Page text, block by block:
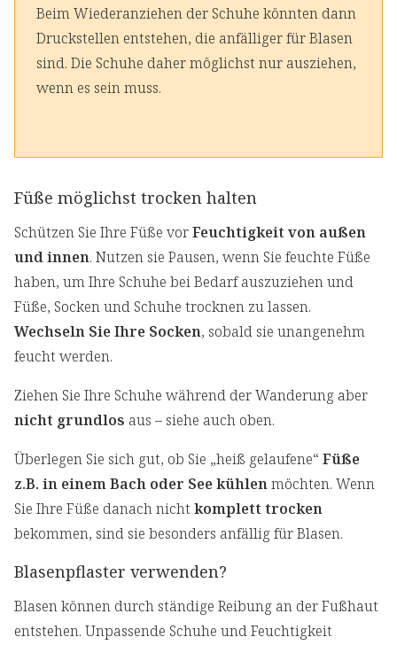
Beim Wiederanziehen der Schuhe könnten dann
Druckstellen entstehen, die anfälliger für Blasen
sind. Die Schuhe daher möglichst nur ausziehen,
wenn es sein muss.
Füße möglichst trocken halten
Schützen Sie Ihre Füße vorFeuchtigkeit von außen
und innen. Nutzen sie Pausen, wenn Sie feuchte Füße
haben, um Ihre Schuhe bei Bedarf auszuziehen und
Füße, Socken und Schuhe trocknen zu lassen.
Wechseln Sie Ihre Socken, sobald sie unangenehm
feucht werden.
Ziehen Sie Ihre Schuhe während der Wanderung aber
nicht grundlos aus – siehe auch oben.
Überlegen Sie sich gut, ob Sie „heiß gelaufene“ Füße
z.B. in einem Bach oder See kühlenmöchten. Wenn
Sie Ihre Füße danach nicht komplett trocken
bekommen, sind sie besonders anfällig für Blasen.
Blasenpflaster verwenden?
Blasen können durch ständige Reibung an der Fußhaut
entstehen. Unpassende Schuhe und Feuchtigkeit